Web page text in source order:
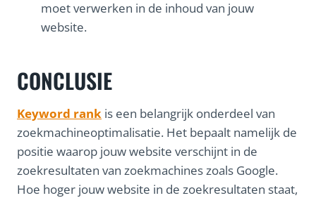
moet verwerken in de inhoud van jouw
website.
CONCLUSIE
Keyword rank is een belangrijk onderdeel van
zoekmachineoptimalisatie. Het bepaalt namelijk de
positie waarop jouw website verschijnt in de
zoekresultaten van zoekmachines zoals Google.
Hoe hoger jouw website in de zoekresultaten staat,